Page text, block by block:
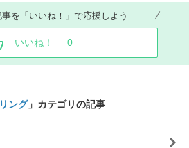
を「いいね！」で応援しよう
いいね！ 0
ング」カテゴリの記事